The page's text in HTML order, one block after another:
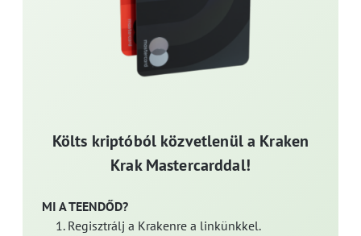
Költs kriptóból közvetlenül a Kraken
Krak Mastercarddal!
MI A TEENDŐD?
Regisztrálj a Krakenre a linkünkkel.